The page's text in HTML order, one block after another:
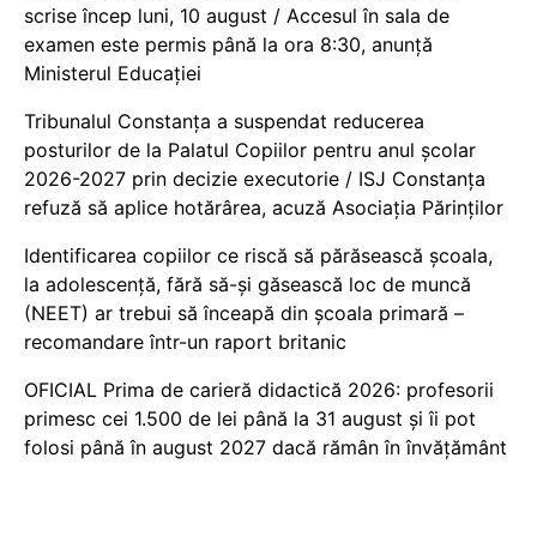
scrise încep luni, 10 august / Accesul în sala de
examen este permis până la ora 8:30, anunță
Ministerul Educației
Tribunalul Constanța a suspendat reducerea
posturilor de la Palatul Copiilor pentru anul școlar
2026-2027 prin decizie executorie / ISJ Constanța
refuză să aplice hotărârea, acuză Asociația Părinților
Identificarea copiilor ce riscă să părăsească școala,
la adolescență, fără să-și găsească loc de muncă
(NEET) ar trebui să înceapă din școala primară –
recomandare într-un raport britanic
OFICIAL Prima de carieră didactică 2026: profesorii
primesc cei 1.500 de lei până la 31 august și îi pot
folosi până în august 2027 dacă rămân în învățământ